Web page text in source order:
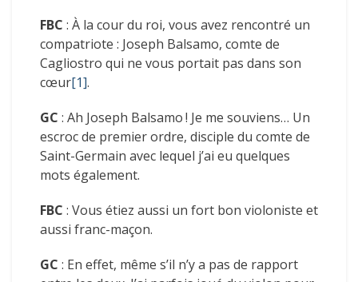
FBC : À la cour du roi, vous avez rencontré un
compatriote : Joseph Balsamo, comte de
Cagliostro qui ne vous portait pas dans son
cœur[1].
GC : Ah Joseph Balsamo ! Je me souviens… Un
escroc de premier ordre, disciple du comte de
Saint-Germain avec lequel j’ai eu quelques
mots également.
FBC : Vous étiez aussi un fort bon violoniste et
aussi franc-maçon.
GC : En effet, même s’il n’y a pas de rapport